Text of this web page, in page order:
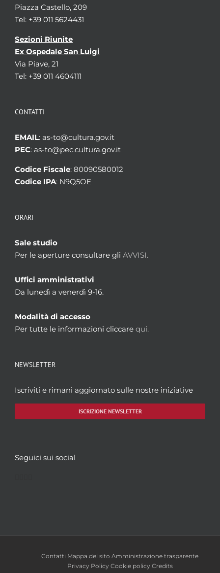
Piazza Castello, 209
Tel: +39 011 5624431
Sezioni Riunite
Ex Ospedale San Luigi
Via Piave, 21
Tel: +39 011 4604111
CONTATTI
EMAIL: as-to@cultura.gov.it
PEC: as-to@pec.cultura.gov.it
Codice Fiscale: 80090580012
Codice IPA: N9Q5OE
ORARI
Sale studio
Per le aperture consultare gli AVVISI.
Uffici amministrativi
Da lunedì a venerdì 9-16.
Modalità di accesso
Per tutte le informazioni cliccare qui.
NEWSLETTER
Iscriviti e rimani aggiornato sulle nostre iniziative
ISCRIZIONE NEWSLETTER
Seguici sui social
Contatti Mappa del sito Amministrazione trasparente
Privacy Policy Cookie policy Credits